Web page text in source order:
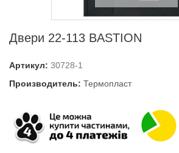
Двери 22-113 BASTION
Артикул: 30728-1
Производитель: Термопласт